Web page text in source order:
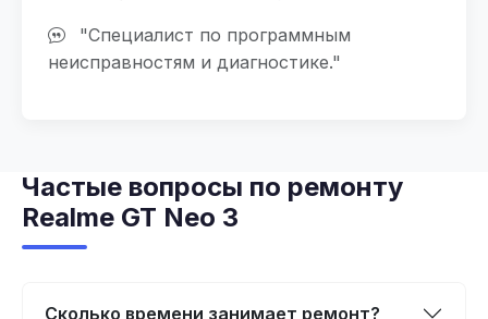
"Специалист по программным
неисправностям и диагностике."
Частые вопросы по ремонту
Realme GT Neo 3
Сколько времени занимает ремонт?